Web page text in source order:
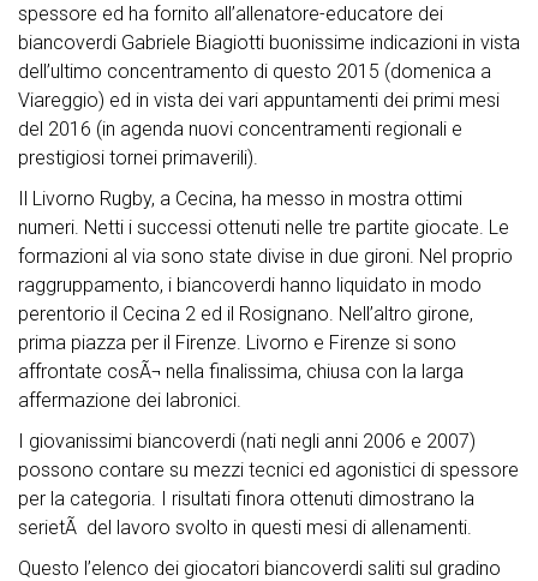
spessore ed ha fornito all’allenatore-educatore dei
biancoverdi Gabriele Biagiotti buonissime indicazioni in vista
dell’ultimo concentramento di questo 2015 (domenica a
Viareggio) ed in vista dei vari appuntamenti dei primi mesi
del 2016 (in agenda nuovi concentramenti regionali e
prestigiosi tornei primaverili).
Il Livorno Rugby, a Cecina, ha messo in mostra ottimi
numeri. Netti i successi ottenuti nelle tre partite giocate. Le
formazioni al via sono state divise in due gironi. Nel proprio
raggruppamento, i biancoverdi hanno liquidato in modo
perentorio il Cecina 2 ed il Rosignano. Nell’altro girone,
prima piazza per il Firenze. Livorno e Firenze si sono
affrontate cosÃ¬ nella finalissima, chiusa con la larga
affermazione dei labronici.
I giovanissimi biancoverdi (nati negli anni 2006 e 2007)
possono contare su mezzi tecnici ed agonistici di spessore
per la categoria. I risultati finora ottenuti dimostrano la
serietÃ del lavoro svolto in questi mesi di allenamenti.
Questo l’elenco dei giocatori biancoverdi saliti sul gradino